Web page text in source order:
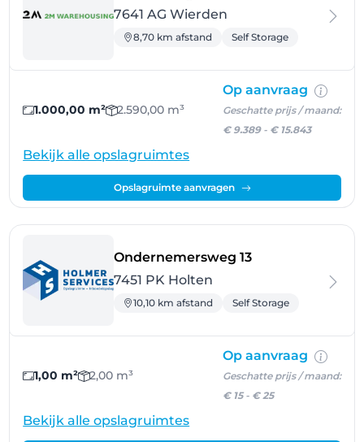
7641 AG Wierden
8,70 km afstand Self Storage
1.000,00 m² 2.590,00 m³
Op aanvraag
Geschatte prijs / maand:
€ 9.389- € 15.843
Bekijk alle opslagruimtes
Opslagruimte aanvragen
Ondernemersweg 13- Holten
7451 PK Holten
10,10 km afstand Self Storage
1,00 m² 2,00 m³
Op aanvraag
Geschatte prijs / maand:
€ 15- € 25
Bekijk alle opslagruimtes